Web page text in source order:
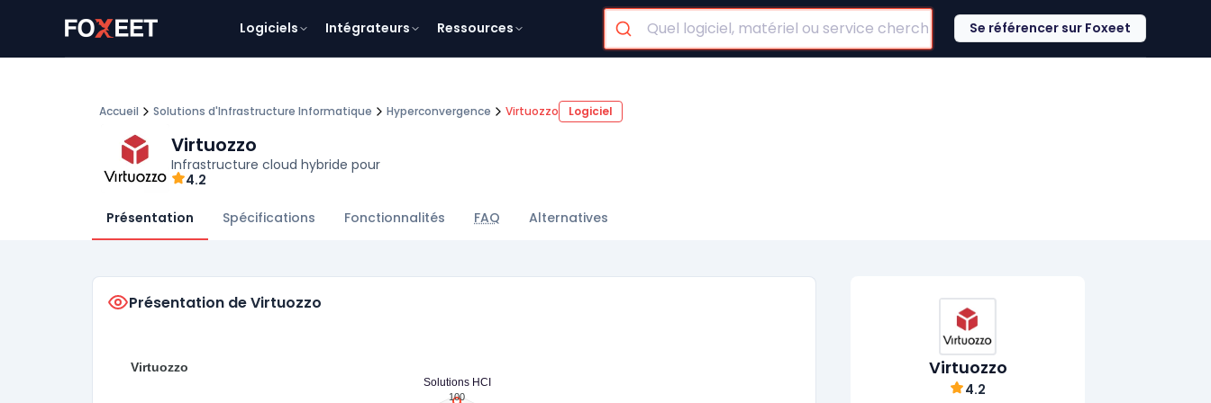
Logiciels Intégrateurs Ressources Se référencer sur Foxeet
Accueil Solutions d'Infrastructure Informatique Hyperconvergence Virtuozzo Logiciel
Virtuozzo
Infrastructure cloud hybride pour
4.2
Présentation Spécifications Fonctionnalités FAQ Alternatives
Virtuozzo
4.2
Présentation de Virtuozzo
Solutions HCI
100
Virtuozzo